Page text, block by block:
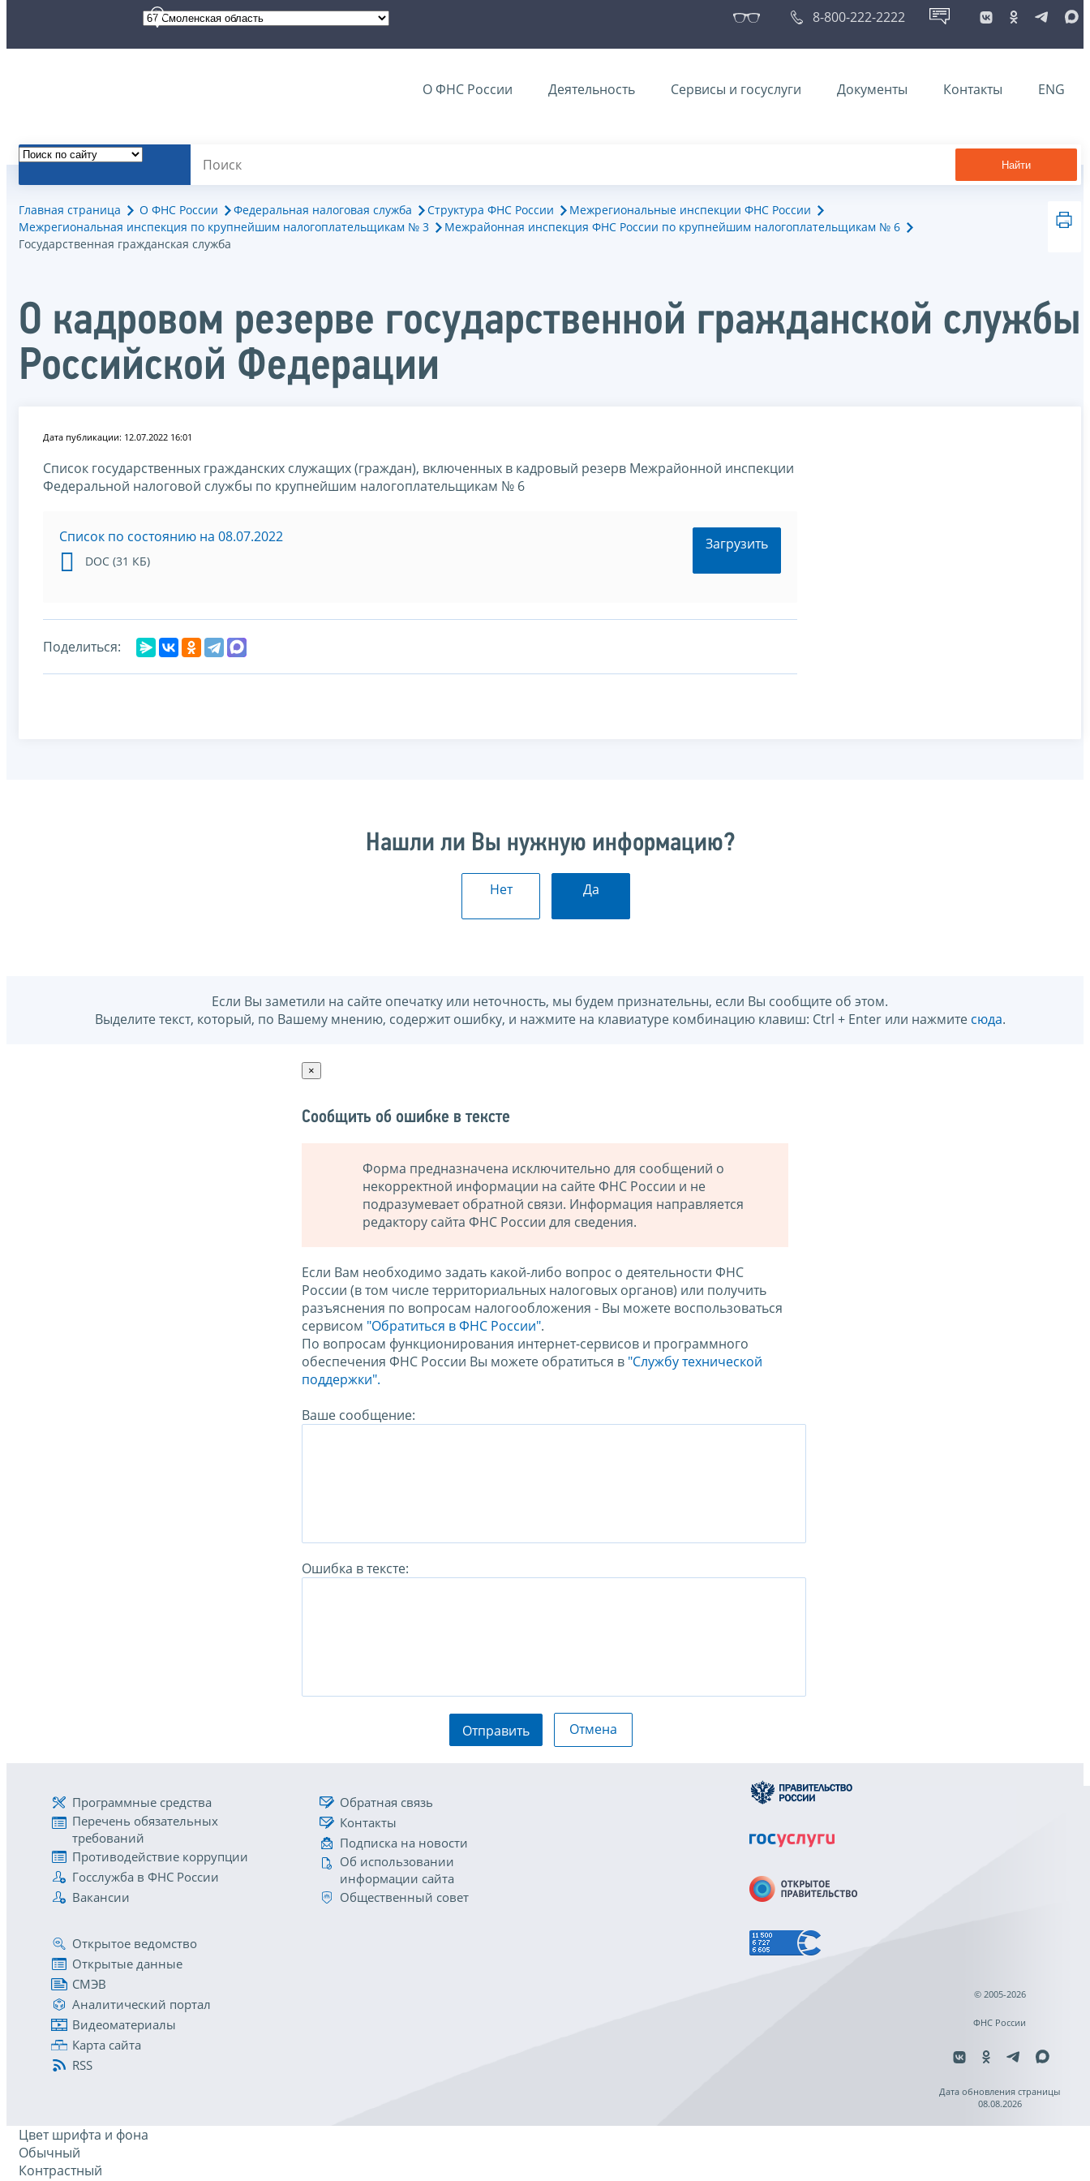
8-800-222-2222
О ФНС России Деятельность Сервисы и госуслуги Документы Контакты ENG
Найти
Главная страница О ФНС России Федеральная налоговая служба Структура ФНС России
Межрегиональные инспекции ФНС России
Межрегиональная инспекция по крупнейшим налогоплательщикам № 3
Межрайонная инспекция ФНС России по крупнейшим налогоплательщикам № 6
Государственная гражданская служба
О кадровом резерве государственной гражданской службы
Российской Федерации
Дата публикации: 12.07.2022 16:01
Список государственных гражданских служащих (граждан), включенных в кадровый резерв Межрайонной инспекции
Федеральной налоговой службы по крупнейшим налогоплательщикам № 6
Список по состоянию на 08.07.2022
DOC (31 КБ)
Загрузить
Поделиться:
Нашли ли Вы нужную информацию?
Нет Да
Если Вы заметили на сайте опечатку или неточность, мы будем признательны, если Вы сообщите об этом.
Выделите текст, который, по Вашему мнению, содержит ошибку, и нажмите на клавиатуре комбинацию клавиш: Ctrl + Enter или нажмите сюда.
×
Сообщить об ошибке в тексте
Форма предназначена исключительно для сообщений о
некорректной информации на сайте ФНС России и не
подразумевает обратной связи. Информация направляется
редактору сайта ФНС России для сведения.
Если Вам необходимо задать какой-либо вопрос о деятельности ФНС
России (в том числе территориальных налоговых органов) или получить
разъяснения по вопросам налогообложения - Вы можете воспользоваться
сервисом "Обратиться в ФНС России".
По вопросам функционирования интернет-сервисов и программного
обеспечения ФНС России Вы можете обратиться в "Службу технической
поддержки".
Ваше сообщение:
Ошибка в тексте:
Отправить Отмена
Программные средства
Перечень обязательных
требований
Противодействие коррупции
Госслужба в ФНС России
Вакансии
Обратная связь
Контакты
Подписка на новости
Об использовании
информации сайта
Общественный совет
Открытое ведомство
Открытые данные
СМЭВ
Аналитический портал
Видеоматериалы
Карта сайта
RSS
© 2005-2026
ФНС России
Дата обновления страницы
08.08.2026
Цвет шрифта и фона
Обычный
Контрастный